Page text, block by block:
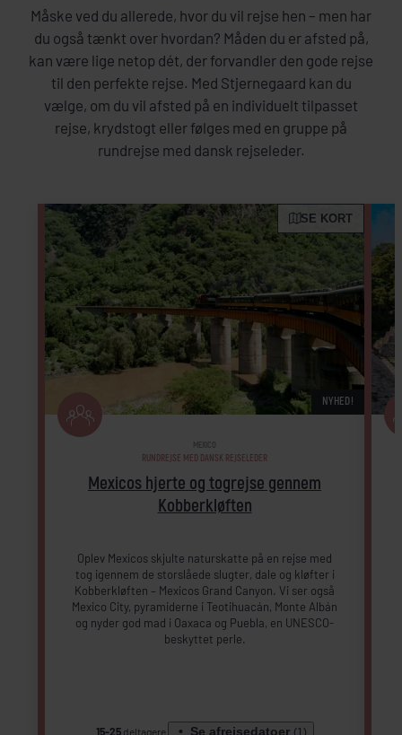
Måske ved du allerede, hvor du vil rejse hen – men har
du også tænkt over hvordan? Måden du er afsted på,
kan være lige netop dét, der forvandler den gode rejse
til den perfekte rejse. Med Stjernegaard kan du
vælge, om du vil afsted på en individuelt tilpasset
rejse, krydstogt eller følges med en gruppe på
rundrejse med dansk rejseleder.
SE KORT
NYHED!
Mexicos hjerte og togrejse gennem
Kobberkløften
MEXICO
RUNDREJSE MED DANSK REJSELEDER
Oplev Mexicos skjulte naturskatte på en rejse med
tog igennem de storslåede slugter, dale og kløfter i
Kobberkløften – Mexicos Grand Canyon. Vi ser også
Mexico City, pyramiderne i Teotihuacán, Monte Albán
og nyder god mad i Oaxaca og Puebla, en UNESCO-
beskyttet perle.
15-25deltagere Se afrejsedatoer (1)